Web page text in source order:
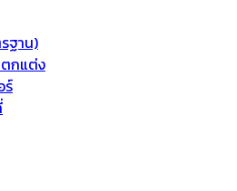
ฐาน)
กแต่ง
ร์